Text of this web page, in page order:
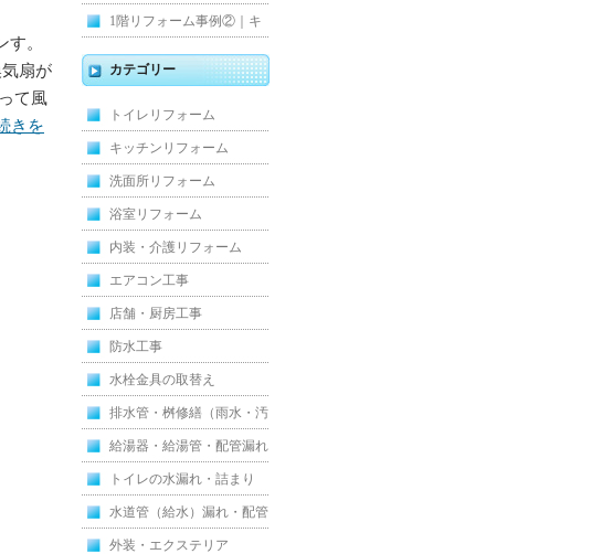
。
扇が
て風
きを
水工事
住宅リフォーム
1階リフォーム事例②｜キ
ッチン・床・収納を一新
し、扉新設で動線を整えた
全面改修
カテゴリー
トイレリフォーム
キッチンリフォーム
洗面所リフォーム
浴室リフォーム
内装・介護リフォーム
エアコン工事
店舗・厨房工事
防水工事
水栓金具の取替え
排水管・桝修繕（雨水・汚
水）
給湯器・給湯管・配管漏れ
トイレの水漏れ・詰まり
水道管（給水）漏れ・配管
外装・エクステリア